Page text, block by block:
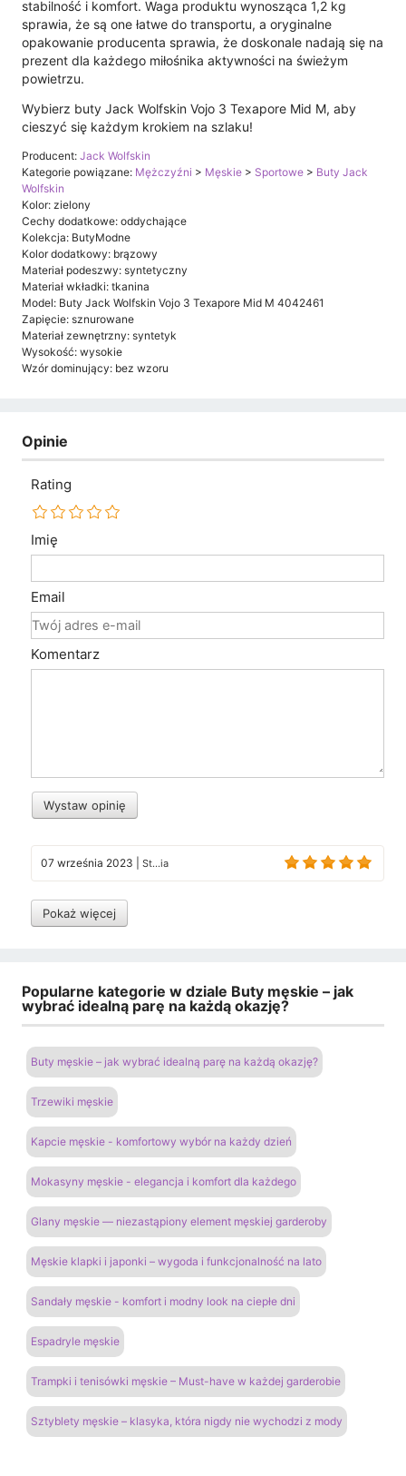
stabilność i komfort. Waga produktu wynosząca 1,2 kg
sprawia, że są one łatwe do transportu, a oryginalne
opakowanie producenta sprawia, że doskonale nadają się na
prezent dla każdego miłośnika aktywności na świeżym
powietrzu.
Wybierz buty Jack Wolfskin Vojo 3 Texapore Mid M, aby
cieszyć się każdym krokiem na szlaku!
Producent: Jack Wolfskin
Kategorie powiązane: Mężczyźni > Męskie > Sportowe > Buty Jack
Wolfskin
Kolor: zielony
Cechy dodatkowe: oddychające
Kolekcja: ButyModne
Kolor dodatkowy: brązowy
Materiał podeszwy: syntetyczny
Materiał wkładki: tkanina
Model: Buty Jack Wolfskin Vojo 3 Texapore Mid M 4042461
Zapięcie: sznurowane
Materiał zewnętrzny: syntetyk
Wysokość: wysokie
Wzór dominujący: bez wzoru
Opinie
Rating
Imię
Email
Komentarz
Wystaw opinię
07 września 2023 St...ia
Pokaż więcej
Popularne kategorie w dziale Buty męskie – jak
wybrać idealną parę na każdą okazję?
Buty męskie – jak wybrać idealną parę na każdą okazję?
Trzewiki męskie
Kapcie męskie - komfortowy wybór na każdy dzień
Mokasyny męskie - elegancja i komfort dla każdego
Glany męskie — niezastąpiony element męskiej garderoby
Męskie klapki i japonki – wygoda i funkcjonalność na lato
Sandały męskie - komfort i modny look na ciepłe dni
Espadryle męskie
Trampki i tenisówki męskie – Must-have w każdej garderobie
Sztyblety męskie – klasyka, która nigdy nie wychodzi z mody